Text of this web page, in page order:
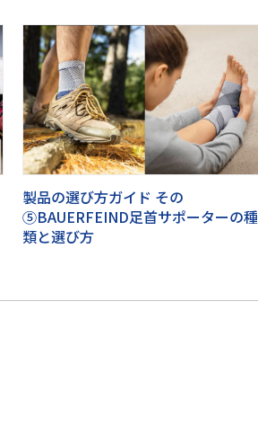
製品の選び方ガイド その
⑤BAUERFEIND足首サポーターの種
類と選び方